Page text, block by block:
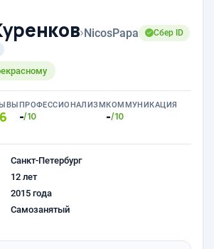
›NicosPapa
Сбер ID
ПРОФЕССИОНАЛИЗМ
-/10
КОММУНИКАЦИЯ
-/10
Санкт-Петербург
12 лет
2015 года
Самозанятый